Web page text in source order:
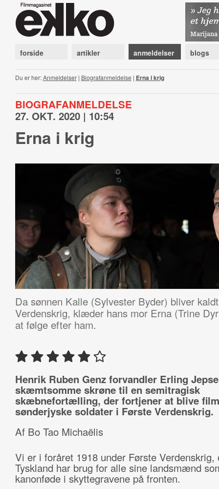
forside artikler anmeldelser blogs
Du er her:Anmeldelser| Biografanmeldelse | Erna i krig
BIOGRAFANMELDELSE
27. OKT. 2020 | 10:54
Erna i krig
Da sønnen Kalle (Sylvester Byder) bliver
Verdenskrig, klæder hans mor Erna (Trine
at følge efter ham.
Henrik Ruben Genz forvandler Erling
skæmtsomme skrøne til en semitragisk
skæbnefortælling, der fortjener at blive
sønderjyske soldater i Første Verdenskrig.
Af Bo Tao Michaëlis
Vi er i foråret 1918 under Første Verdenskrig,
Tyskland har brug for alle sine landsmænd
kanonføde i skyttegravene på fronten.